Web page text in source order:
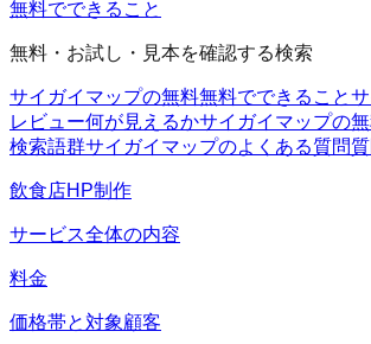
無料でできること
無料・お試し・見本を確認する検索
サイガイマップの無料無料でできること
レビュー何が見えるかサイガイマップの
検索語群サイガイマップのよくある質問
飲食店HP制作
サービス全体の内容
料金
価格帯と対象顧客